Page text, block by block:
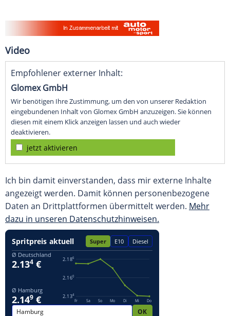
Video
Empfohlener externer Inhalt:
Glomex GmbH
Wir benötigen Ihre Zustimmung, um den von unserer Redaktion
eingebundenen Inhalt von Glomex GmbH anzuzeigen. Sie können
diesen mit einem Klick anzeigen lassen und auch wieder
deaktivieren.
jetzt aktivieren
Ich bin damit einverstanden, dass mir externe Inhalte
angezeigt werden. Damit können personenbezogene
Daten an Drittplattformen übermittelt werden. Mehr
dazu in unseren Datenschutzhinweisen.